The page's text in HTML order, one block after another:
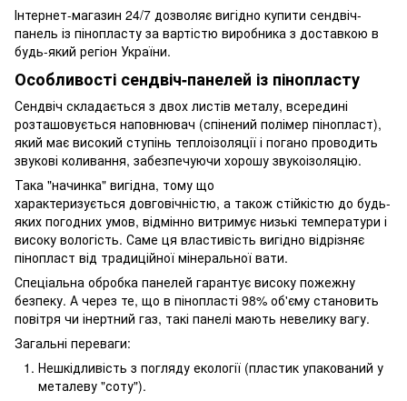
Інтернет-магазин 24/7 дозволяє вигідно купити сендвіч-
панель із пінопласту за вартістю виробника з доставкою в
будь-який регіон України.
Особливості сендвіч-панелей із пінопласту
Сендвіч складається з двох листів металу, всередині
розташовується наповнювач (спінений полімер пінопласт),
який має високий ступінь теплоізоляції і погано проводить
звукові коливання, забезпечуючи хорошу звукоізоляцію.
Така "начинка" вигідна, тому що
характеризується довговічністю, а також стійкістю до будь-
яких погодних умов, відмінно витримує низькі температури і
високу вологість. Саме ця властивість вигідно відрізняє
пінопласт від традиційної мінеральної вати.
Спеціальна обробка панелей гарантує високу пожежну
безпеку. А через те, що в пінопласті 98% об'єму становить
повітря чи інертний газ, такі панелі мають невелику вагу.
Загальні переваги:
Нешкідливість з погляду екології (пластик упакований у
металеву "соту").